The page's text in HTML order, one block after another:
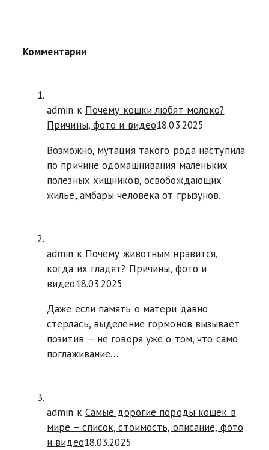
Комментарии
admin к Почему кошки любят молоко?
Причины, фото и видео18.03.2025
Возможно, мутация такого рода наступила
по причине одомашнивания маленьких
полезных хищников, освобождающих
жилье, амбары человека от грызунов.
admin к Почему животным нравится,
когда их гладят? Причины, фото и
видео18.03.2025
Даже если память о матери давно
стерлась, выделение гормонов вызывает
позитив — не говоря уже о том, что само
поглаживание…
admin к Самые дорогие породы кошек в
мире – список, стоимость, описание, фото
и видео18.03.2025